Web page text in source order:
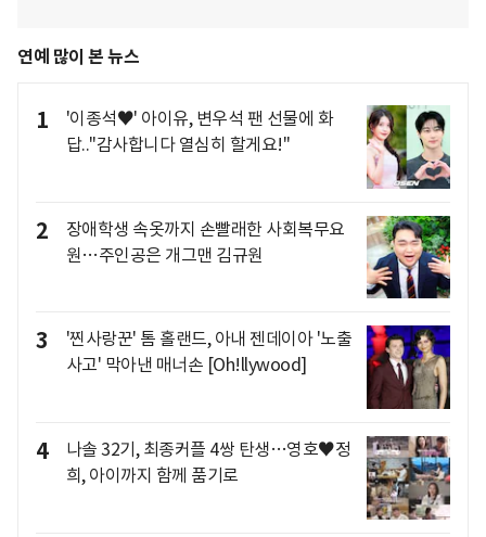
연예 많이 본 뉴스
1
'이종석♥' 아이유, 변우석 팬 선물에 화
답.."감사합니다 열심히 할게요!"
2
장애학생 속옷까지 손빨래한 사회복무요
원…주인공은 개그맨 김규원
3
'찐사랑꾼' 톰 홀랜드, 아내 젠데이아 '노출
사고' 막아낸 매너손 [Oh!llywood]
4
나솔 32기, 최종커플 4쌍 탄생…영호♥정
희, 아이까지 함께 품기로